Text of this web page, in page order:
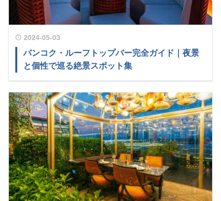
2024-05-03
バンコク・ルーフトップバー完全ガイド｜夜景
と個性で巡る絶景スポット集